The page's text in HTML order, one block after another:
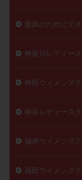
着床のためにで
神奈川レディー
神田ウィメンズ
神谷レディース
福井ウィメンズ
福田ウイメンズ